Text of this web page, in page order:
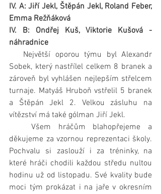
IV. A: Jiří Jekl, Štěpán Jekl, Roland Feber,
Emma Režňáková
IV. B: Ondřej Kuš, Viktorie Kušová -
náhradnice
Největší oporou týmu byl Alexandr
Sobek, který nastřílel celkem 8 branek a
zároveň byl vyhlášen nejlepším střelcem
turnaje. Matyáš Hruboň vstřelil 5 branek
a Štěpán Jekl 2. Velkou zásluhu na
vítězství má také gólman Jiří Jekl.
Všem hráčům blahopřejeme a
děkujeme za vzornou reprezentaci školy.
Pochvalu si zaslouží i za tréninky, na
které hráči chodili každou středu nultou
hodinu už od listopadu. Své kvality bude
moci tým prokázat i na jaře v okresním